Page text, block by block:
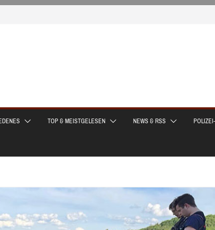
TOP & MEISTGELESEN NEWS & RSS